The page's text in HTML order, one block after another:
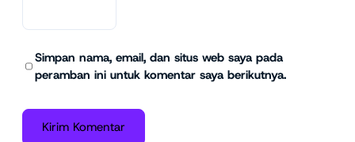
Simpan nama, email, dan situs web saya pada
peramban ini untuk komentar saya berikutnya.